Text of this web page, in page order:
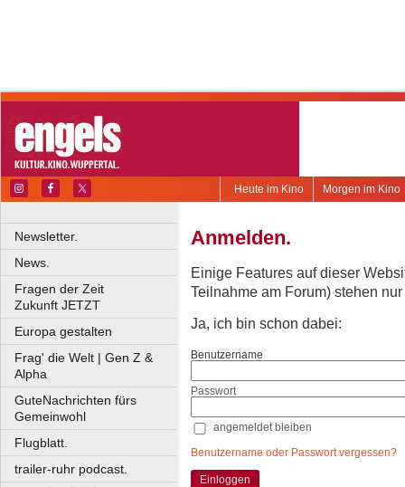
Morgen im Kino
Heute im Kino
Newsletter.
News.
Fragen der Zeit
Zukunft JETZT
Europa gestalten
Frag' die Welt | Gen Z &
Alpha
GuteNachrichten fürs
Gemeinwohl
Flugblatt.
trailer-ruhr podcast.
Anmelden.
Einige Features auf dieser
Teilnahme am Forum) stehen
Ja, ich bin schon dabei:
Benutzername
Passwort
angemeldet bleiben
Benutzername oder Passwort vergessen?
Einloggen